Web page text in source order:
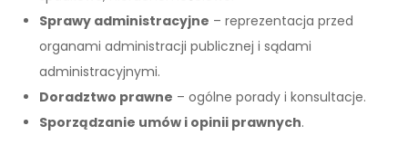
Sprawy administracyjne – reprezentacja przed
organami administracji publicznej i sądami
administracyjnymi.
Doradztwo prawne – ogólne porady i konsultacje.
Sporządzanie umów i opinii prawnych.